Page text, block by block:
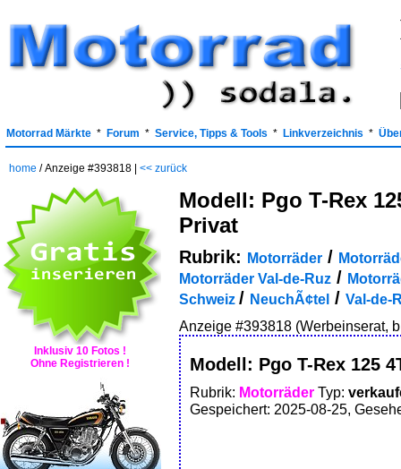
Motorrad Märkte * Forum * Service, Tipps & Tools * Linkverzeichnis *
home / Anzeige #393818 | << zurück
Inklusiv 10 Fotos !
Ohne Registrieren !
Modell: Pgo T-Rex
Privat
Rubrik: Motorräder /
Motorräder Val-de-Ruz /
Schweiz / NeuchÃ¢tel / Val-de-
Anzeige #393818 (Werbeinserat,
Modell: Pgo T-Rex 125
Rubrik: Motorräder Typ:
Gespeichert: 2025-08-25,